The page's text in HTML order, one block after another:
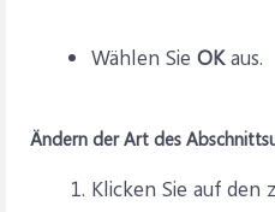
Wählen Sie OKaus.
Ändern der Art des
Klicken Sie auf den